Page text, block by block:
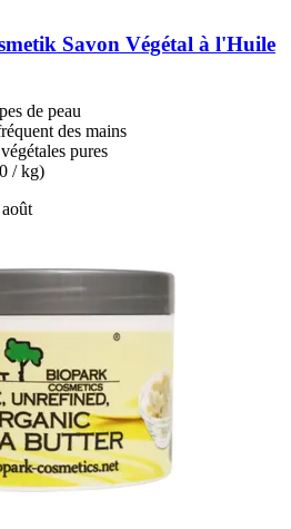
Savon Végétal à l'Huile
de peau
des mains
pures
/ kg)